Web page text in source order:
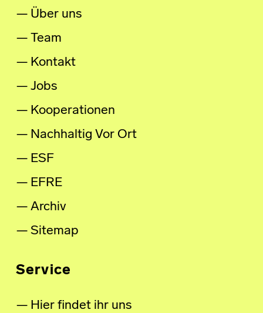
Über uns
Team
Kontakt
Jobs
Kooperationen
Nachhaltig Vor Ort
ESF
EFRE
Archiv
Sitemap
Service
Hier findet ihr uns